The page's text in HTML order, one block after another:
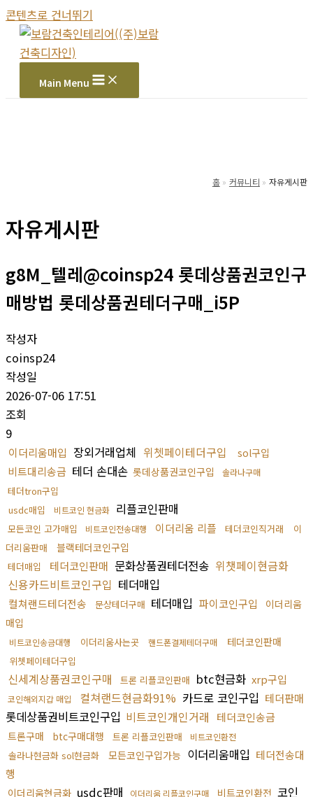
콘텐츠로 건너뛰기
Main Menu
홈 커뮤니티 자유게시판
자유게시판
g8M_텔레@coinsp24 롯데상품권코인구
매방법 롯데상품권테더구매_i5P
작성자
coinsp24
작성일
2026-07-06 17:51
조회
9
이더리움매입 장외거래업체 위쳇페이테더구입 sol구입
비트대리송금 테더 손대손 롯데상품권코인구입 솔라나구매
테더tron구입
usdc매입
비트코인 현금화 리플코인판매
모든코인 고가매입 비트코인전송대행 이더리움 리플 테더코인직거래
이
더리움판매
블랙테더코인구입
테더매입 테더코인판매 문화상품권테더전송 위챗페이현금화
신용카드비트코인구입 테더매입
컬쳐랜드테더전송 문상테더구매 테더매입 파이코인구입
이더리움
매입
비트코인송금대행 이더리움사는곳 핸드폰결제테더구매 테더코인판매
위쳇페이테더구입
신세계상품권코인구매 트론 리플코인판매 btc현금화 xrp구입
코인해외지갑 매입 컬쳐랜드현금화91% 카드로 코인구입 테더판매
롯데상품권비트코인구입 비트코인개인거래 테더코인송금
트론구매 btc구매대행 트론 리플코인판매 비트코인환전
솔라나현금화 sol현금화 모든코인구입가능 이더리움매입 테더전송대
행
이더리움현금화 usdc판매 이더리움 리플코인구매 비트코인환전 코인